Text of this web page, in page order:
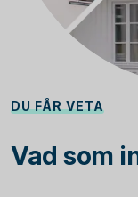
DU FÅR VETA
Vad som